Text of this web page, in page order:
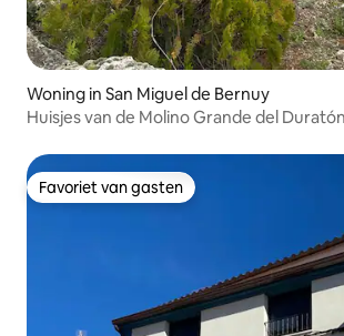
Woning in San Miguel de Bernuy
Huisjes van de Molino Grande del Duratón
Favoriet van gasten
Favoriet van gasten